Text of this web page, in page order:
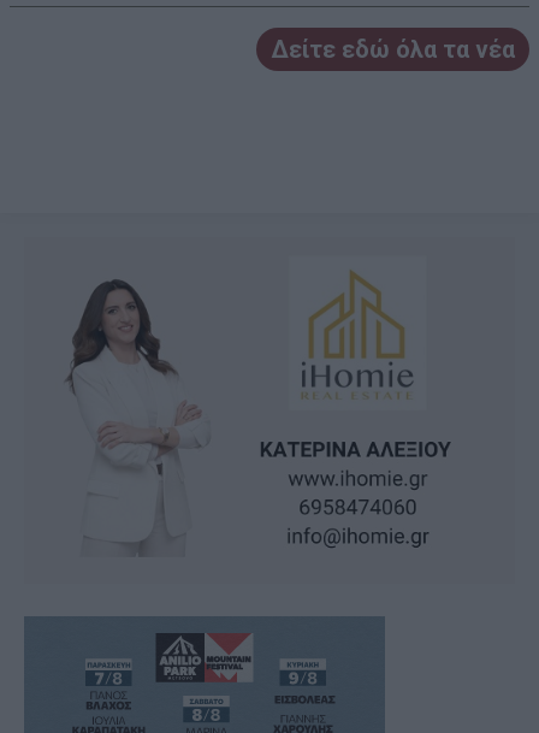
Δείτε εδώ όλα τα νέα